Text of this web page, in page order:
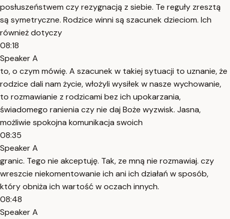
posłuszeństwem czy rezygnacją z siebie. Te reguły zresztą
są symetryczne. Rodzice winni są szacunek dzieciom. Ich
również dotyczy
08:18
Speaker A
to, o czym mówię. A szacunek w takiej sytuacji to uznanie, że
rodzice dali nam życie, włożyli wysiłek w nasze wychowanie,
to rozmawianie z rodzicami bez ich upokarzania,
świadomego ranienia czy nie daj Boże wyzwisk. Jasna,
możliwie spokojna komunikacja swoich
08:35
Speaker A
granic. Tego nie akceptuję. Tak, ze mną nie rozmawiaj. czy
wreszcie niekomentowanie ich ani ich działań w sposób,
który obniża ich wartość w oczach innych.
08:48
Speaker A